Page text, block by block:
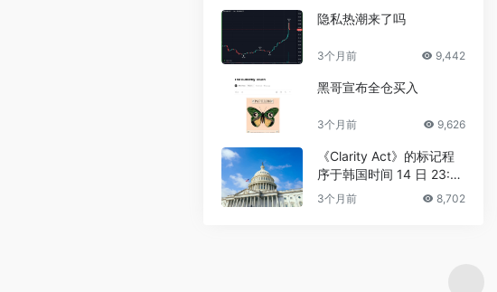
隐私热潮来了吗
3个月前 9,442
黑哥宣布全仓买入
3个月前 9,626
《Clarity Act》的标记程
序于韩国时间 14 日 23:3
0 进行
3个月前 8,702